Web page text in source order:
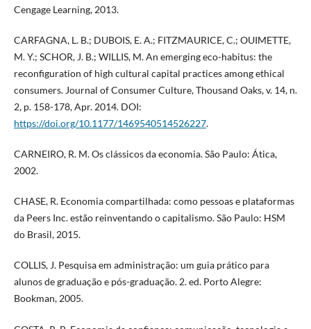
Cengage Learning, 2013.
CARFAGNA, L. B.; DUBOIS, E. A.; FITZMAURICE, C.; OUIMETTE,
M. Y.; SCHOR, J. B.; WILLIS, M. An emerging eco-habitus: the
reconfiguration of high cultural capital practices among ethical
consumers. Journal of Consumer Culture, Thousand Oaks, v. 14, n.
2, p. 158-178, Apr. 2014. DOI:
https://doi.org/10.1177/1469540514526227.
CARNEIRO, R. M. Os clássicos da economia. São Paulo: Ática,
2002.
CHASE, R. Economia compartilhada: como pessoas e plataformas
da Peers Inc. estão reinventando o capitalismo. São Paulo: HSM
do Brasil, 2015.
COLLIS, J. Pesquisa em administração: um guia prático para
alunos de graduação e pós-graduação. 2. ed. Porto Alegre:
Bookman, 2005.